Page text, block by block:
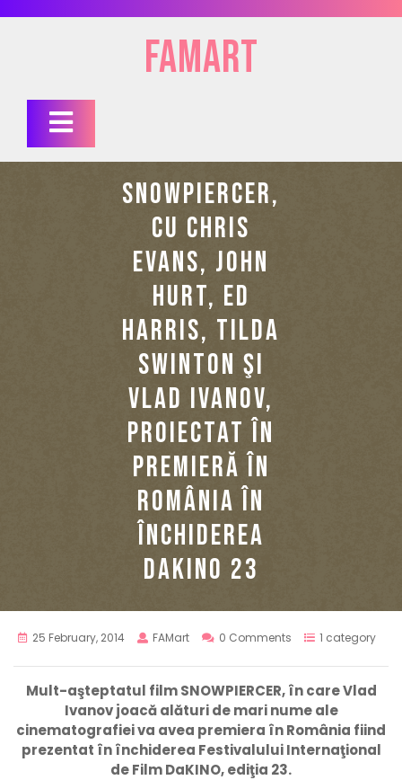
FAMart
Open
Button
SNOWPIERCER,
CU CHRIS
EVANS, JOHN
HURT, ED
HARRIS, TILDA
SWINTON ŞI
VLAD IVANOV,
PROIECTAT ÎN
PREMIERĂ ÎN
ROMÂNIA ÎN
ÎNCHIDEREA
DAKINO 23
25 February, 2014 FAMart 0 Comments 1 category
Mult-aşteptatul film SNOWPIERCER, în care Vlad
Ivanov joacă alături de mari nume ale
cinematografiei va avea premiera în România fiind
prezentat în închiderea Festivalului Internaţional
de Film DaKINO, ediţia 23.